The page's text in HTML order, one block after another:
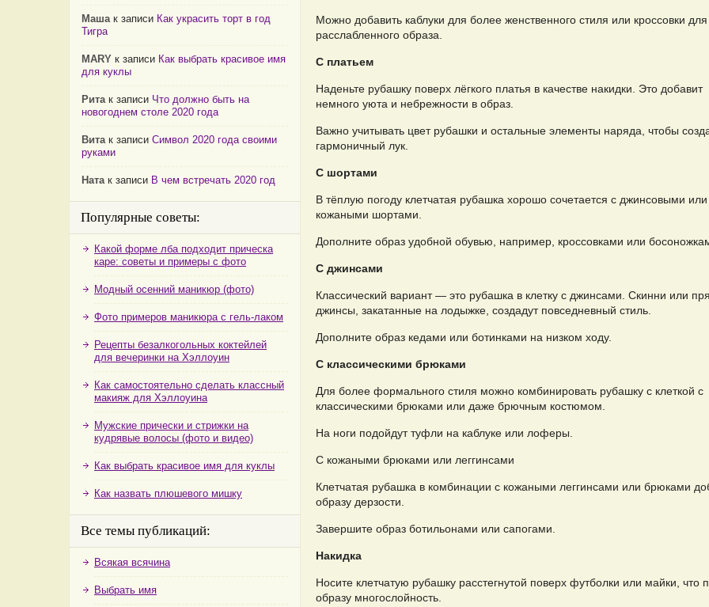
Можно добавить каблуки для более женственного стиля или кроссовки для
расслабленного образа.
С платьем
Наденьте рубашку поверх лёгкого платья в качестве накидки. Это добавит
немного уюта и небрежности в образ.
Важно учитывать цвет рубашки и остальные элементы наряда, чтобы
гармоничный лук.
С шортами
В тёплую погоду клетчатая рубашка хорошо сочетается с джинсовыми или
кожаными шортами.
Дополните образ удобной обувью, например, кроссовками или
С джинсами
Классический вариант — это рубашка в клетку с джинсами. Скинни или
джинсы, закатанные на лодыжке, создадут повседневный стиль.
Дополните образ кедами или ботинками на низком ходу.
С классическими брюками
Для более формального стиля можно комбинировать рубашку с клеткой с
классическими брюками или даже брючным костюмом.
На ноги подойдут туфли на каблуке или лоферы.
С кожаными брюками или леггинсами
Клетчатая рубашка в комбинации с кожаными леггинсами или брюками
образу дерзости.
Завершите образ ботильонами или сапогами.
Накидка
Носите клетчатую рубашку расстегнутой поверх футболки или майки, что
образу многослойность.
Машак записи Как украсить торт в год
Тигра
MARY к записи Как выбрать красивое имя
для куклы
Ритак записи Что должно быть на
новогоднем столе 2020 года
Витак записи Символ 2020 года своими
руками
Натак записи В чем встречать 2020 год
Популярные советы:
Какой форме лба подходит прическа
каре: советы и примеры с фото
Модный осенний маникюр (фото)
Фото примеров маникюра с гель-лаком
Рецепты безалкогольных коктейлей
для вечеринки на Хэллоуин
Как самостоятельно сделать классный
макияж для Хэллоуина
Мужские прически и стрижки на
кудрявые волосы (фото и видео)
Как выбрать красивое имя для куклы
Как назвать плюшевого мишку
Все темы публикаций:
Всякая всячина
Выбрать имя